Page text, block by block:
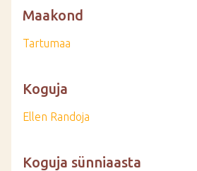
Maakond
Tartumaa
Koguja
Ellen Randoja
Koguja sünniaasta